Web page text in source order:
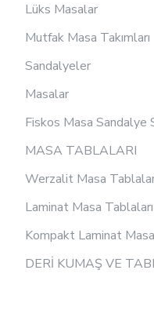
Lüks Masalar
Mutfak Masa Takımları
Sandalyeler
Masalar
Fiskos Masa Sandalye
MASA TABLALARI
Werzalit Masa
Laminat Masa Tablaları
Kompakt Laminat
DERİ KUMAŞ VE